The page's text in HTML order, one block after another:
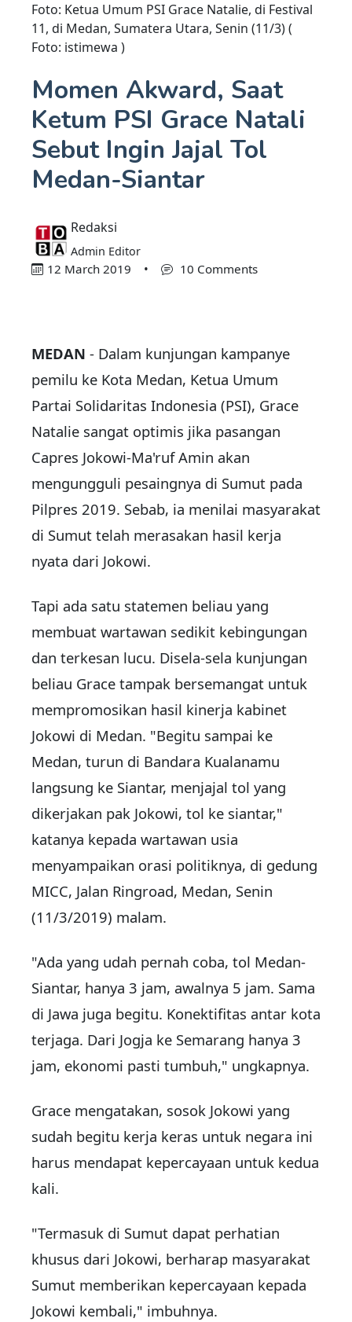
Foto: Ketua Umum PSI Grace Natalie, di Festival
11, di Medan, Sumatera Utara, Senin (11/3) (
Foto: istimewa )
Momen Akward, Saat
Ketum PSI Grace Natali
Sebut Ingin Jajal Tol
Medan-Siantar
Redaksi
Admin Editor
12 March 2019 • 10 Comments
MEDAN - Dalam kunjungan kampanye
pemilu ke Kota Medan, Ketua Umum
Partai Solidaritas Indonesia (PSI), Grace
Natalie sangat optimis jika pasangan
Capres Jokowi-Ma'ruf Amin akan
mengungguli pesaingnya di Sumut pada
Pilpres 2019. Sebab, ia menilai masyarakat
di Sumut telah merasakan hasil kerja
nyata dari Jokowi.
Tapi ada satu statemen beliau yang
membuat wartawan sedikit kebingungan
dan terkesan lucu. Disela-sela kunjungan
beliau Grace tampak bersemangat untuk
mempromosikan hasil kinerja kabinet
Jokowi di Medan. "Begitu sampai ke
Medan, turun di Bandara Kualanamu
langsung ke Siantar, menjajal tol yang
dikerjakan pak Jokowi, tol ke siantar,"
katanya kepada wartawan usia
menyampaikan orasi politiknya, di gedung
MICC, Jalan Ringroad, Medan, Senin
(11/3/2019) malam.
"Ada yang udah pernah coba, tol Medan-
Siantar, hanya 3 jam, awalnya 5 jam. Sama
di Jawa juga begitu. Konektifitas antar kota
terjaga. Dari Jogja ke Semarang hanya 3
jam, ekonomi pasti tumbuh," ungkapnya.
Grace mengatakan, sosok Jokowi yang
sudah begitu kerja keras untuk negara ini
harus mendapat kepercayaan untuk kedua
kali.
"Termasuk di Sumut dapat perhatian
khusus dari Jokowi, berharap masyarakat
Sumut memberikan kepercayaan kepada
Jokowi kembali," imbuhnya.